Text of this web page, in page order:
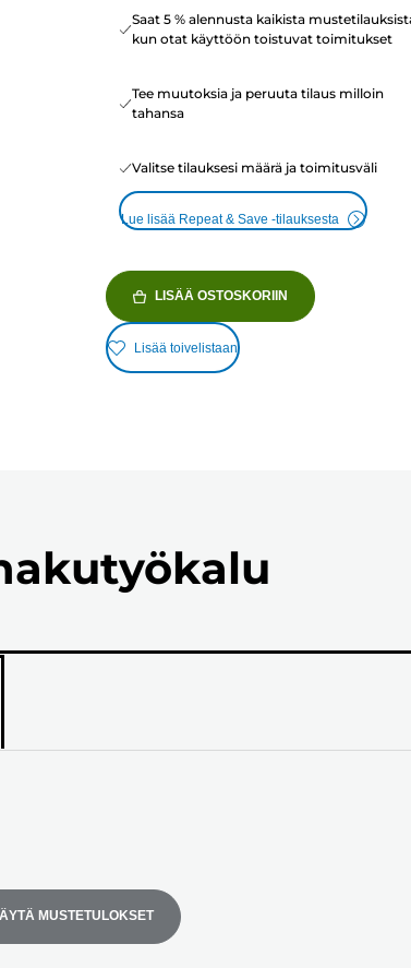
Saat 5 % alennusta kaikista
kun otat käyttöön toistuvat toimitukset
Tee muutoksia ja peruuta tilaus milloin
tahansa
Valitse tilauksesi määrä ja toimitusväli
Lue lisää Repeat & Save -tilauksesta
LISÄÄ OSTOSKORIIN
Lisää toivelistaan
MUSTETULOKSET